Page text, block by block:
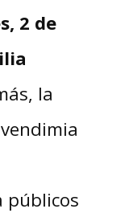
2 de
la
públicos